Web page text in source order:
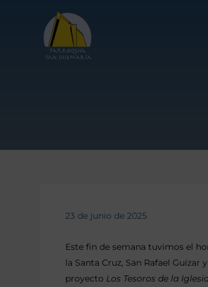
23 de junio de 2025
Este fin de semana tuvimos el
la Santa Cruz, San Rafael Guízar
proyecto Los Tesoros de la